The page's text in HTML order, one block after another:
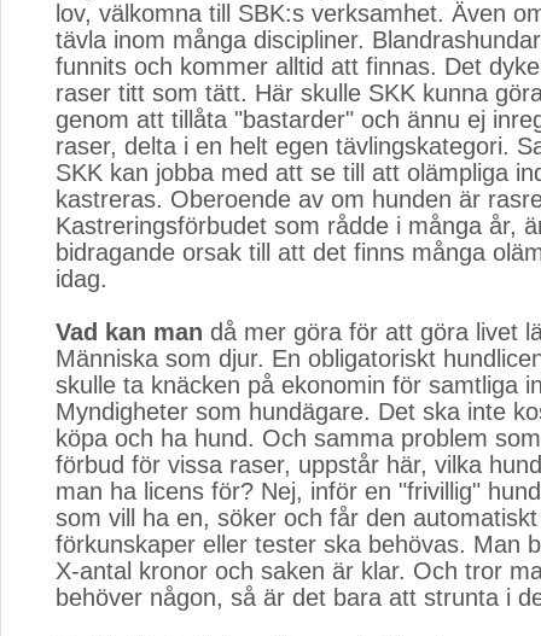
lov, välkomna till SBK:s verksamhet. Även
tävla inom många discipliner.
funnits och kommer alltid att finnas. Det
raser titt som tätt. Här skulle SKK kunna
genom att tillåta "bastarder" och ännu ej
raser, delta i en helt egen tävlingskategori.
SKK kan jobba med att se till att olämpliga
kastreras. Oberoende av om hunden är
Kastreringsförbudet som rådde i många år,
bidragande orsak till att det finns många
idag.
Vad kan man då mer göra för att göra livet
Människa som djur. En obligatoriskt
skulle ta knäcken på ekonomin för samtliga
Myndigheter som hundägare. Det ska inte
köpa och ha hund. Och samma problem
förbud för vissa raser, uppstår här, vilka
man ha licens för? Nej, inför en "frivillig"
som vill ha en, söker och får den
förkunskaper eller tester ska behövas. Man
X-antal kronor och saken är klar. Och tror
behöver någon, så är det bara att strunta i